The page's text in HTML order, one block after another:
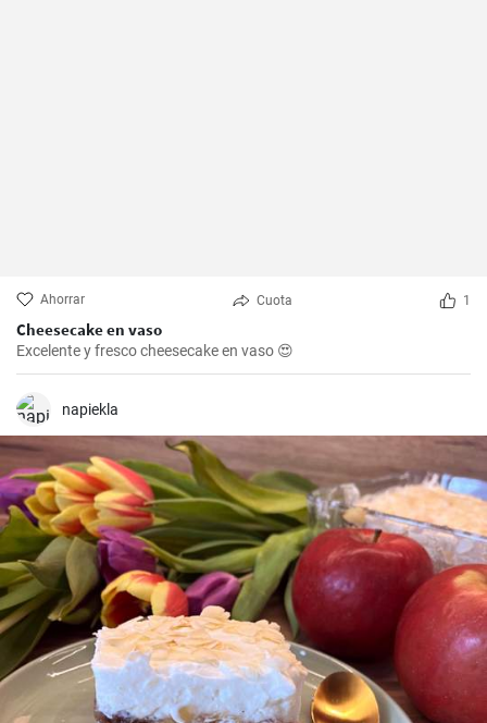
Ahorrar Cuota 1
Cheesecake en vaso
Excelente y fresco cheesecake en vaso 😍
napiekla